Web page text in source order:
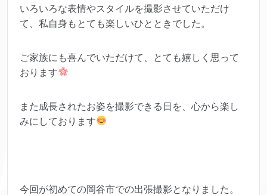
いろいろな表情やスタイルを撮影させていただけ
て、私自身もとても楽しいひとときでした。
ご家族にも喜んでいただけて、とても嬉しく思って
おります
また成長されたお姿を撮影できる日を、心から楽し
みにしております
今回が初めての岡谷市での出張撮影となりました。